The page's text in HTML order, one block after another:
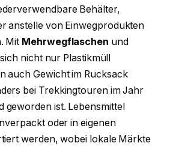
Behälter,
anstelle von Einwegprodukten
Mit Mehrwegflaschen und
nicht nur Plastikmüll
auch Gewicht im Rucksack
bei Trekkingtouren im Jahr
geworden ist. Lebensmittel
oder in eigenen
werden, wobei lokale Märkte